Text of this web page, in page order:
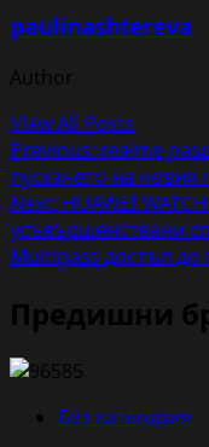
paulinashtereva
Author
View All Posts
Post
navigation
Previous: realme
пускането на новия
Next: HUAWEI
усъвършенствани
Multipass достъп
Предишни
Без категория